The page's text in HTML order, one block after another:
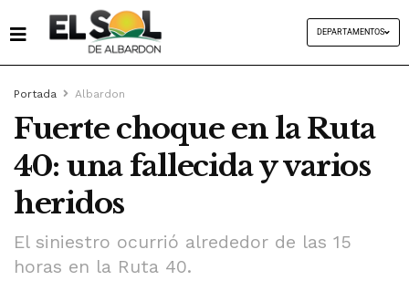
DEPARTAMENTOS
Portada Albardon
Fuerte choque en la Ruta
40: una fallecida y varios
heridos
El siniestro ocurrió alrededor de las 15
horas en la Ruta 40.